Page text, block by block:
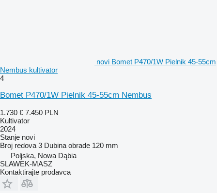
novi Bomet P470/1W Pielnik 45-55cm
Nembus kultivator
4
Bomet P470/1W Pielnik 45-55cm Nembus
1.730 € 7.450 PLN
Kultivator
2024
Stanje novi
Broj redova 3 Dubina obrade 120 mm
Poljska, Nowa Dąbia
SLAWEK-MASZ
Kontaktirajte prodavca